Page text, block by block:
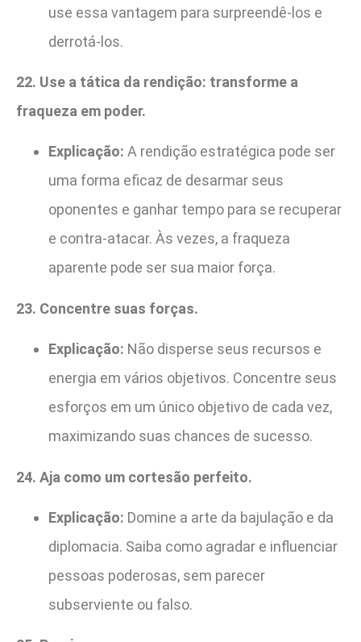
use essa vantagem para surpreendê-los e
derrotá-los.
22. Use a tática da rendição: transforme a
fraqueza em poder.
Explicação: A rendição estratégica pode ser
uma forma eficaz de desarmar seus
oponentes e ganhar tempo para se recuperar
e contra-atacar. Às vezes, a fraqueza
aparente pode ser sua maior força.
23. Concentre suas forças.
Explicação: Não disperse seus recursos e
energia em vários objetivos. Concentre seus
esforços em um único objetivo de cada vez,
maximizando suas chances de sucesso.
24. Aja como um cortesão perfeito.
Explicação: Domine a arte da bajulação e da
diplomacia. Saiba como agradar e influenciar
pessoas poderosas, sem parecer
subserviente ou falso.